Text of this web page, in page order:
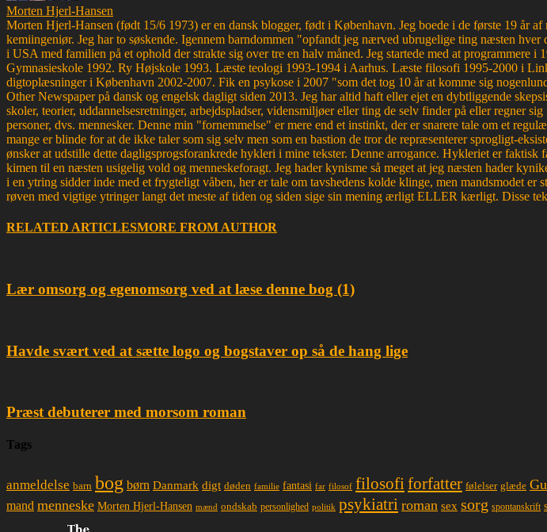
Morten Hjerl-Hansen
Morten Hjerl-Hansen (født 15/6 1973) er en dansk blogger, født i København. Jeg boede i de første 19
kemiingeniør. Jeg har to søskende. Igennem barndommen "opfandt jeg nærved ubrugelige ting næsten
i USA med familien på et ophold der strakte sig over tre en halv måned. Jeg startede med at
Gymnasieskole 1992. Ry Højskole 1993. Læste teologi 1993-1994 i Aarhus. Læste filosofi 1995-2000 i
digtoplæsninger i København 2002-2007. Fik en psykose i 2007 "som det tog 10 år at komme sig
Other Newspaper på dansk og engelsk dagligt siden 2013. Jeg har altid haft eller ejet en dybtliggende
skoler, teorier, uddannelsesretninger, arbejdspladser, vidensmiljøer eller ting de selv finder på eller regner
personer, dvs. mennesker. Denne min "fornemmelse" er mere end et instinkt, der er snarere tale om et
mange er blinde for at de ikke taler som sig selv men som en bastion de tror de repræsenterer sprogligt-
ønsker at udstille dette dagligsprogsforankrede hykleri i mine tekster. Denne arrogance. Hykleriet er
kimen til en næsten usigelig vold og menneskeforagt. Jeg hader kynisme så meget at jeg næsten hader
i en ytring sidder inde med et frygteligt våben, her er tale om tavshedens kolde klinge, men mandsmodet
røven med vigtige ytringer langt det meste af tiden og siden sige sin mening ærligt ELLER kærligt. Disse
RELATED ARTICLESMORE FROM AUTHOR
Lær omsorg og egenomsorg ved at læse denne bog (1)
Havde svært ved at sætte logo og bogstaver op så de hang lige
Præst debuterer med morsom roman
Tags
anmeldelse barn bog børn Danmark digt døden familie fantasi far filosof filosofiforfatter følelser glæde
mand menneske Morten Hjerl-Hansen mænd ondskab personlighed politik psykiatri roman sex sorg spontanskrift